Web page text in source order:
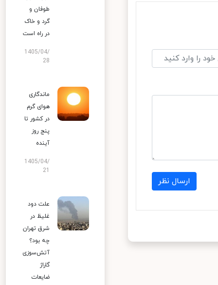
ارسال نظر
طوفان و
گرد و خاک
در راه است
1405/04/
28
ماندگاری
هوای گرم
در کشور تا
پنج روز
آینده
1405/04/
علت دود
غلیظ در
شرق تهران
چه بود؟
آتش‌سوزی
گاراژ
ضایعات